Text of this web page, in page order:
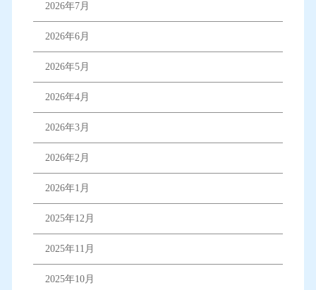
2026年7月
2026年6月
2026年5月
2026年4月
2026年3月
2026年2月
2026年1月
2025年12月
2025年11月
2025年10月